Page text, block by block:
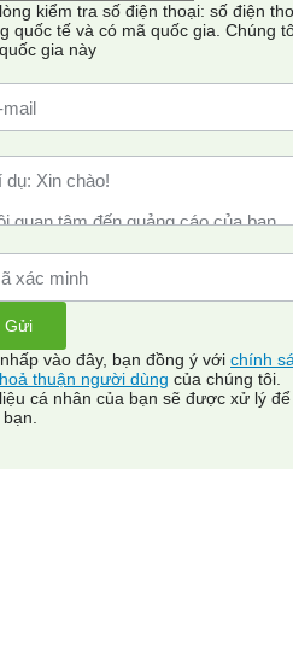
kiểm tra số điện thoại: số điện
quốc tế và có mã quốc gia. Chúng
gia này
vào đây, bạn đồng ý với chính
thuận người dùng của chúng tôi.
cá nhân của bạn sẽ được xử lý